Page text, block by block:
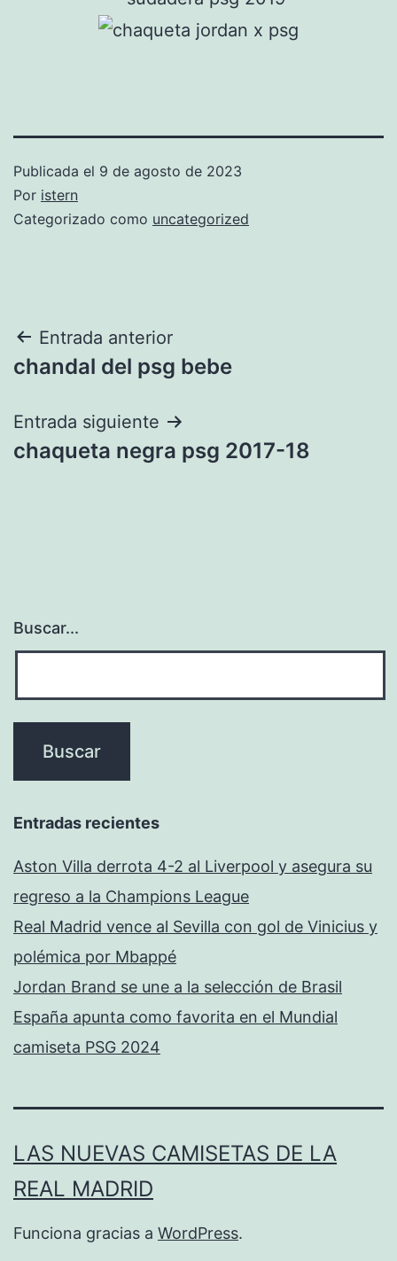
Publicada el 9 de agosto de 2023
Por istern
Categorizado como uncategorized
Navegación
de
entradas
Entrada anterior
chandal del psg bebe
Entrada siguiente
chaqueta negra psg 2017-18
Buscar...
Entradas recientes
Aston Villa derrota 4-2 al Liverpool y asegura su
regreso a la Champions League
Real Madrid vence al Sevilla con gol de Vinicius y
polémica por Mbappé
Jordan Brand se une a la selección de Brasil
España apunta como favorita en el Mundial
camiseta PSG 2024
LAS NUEVAS CAMISETAS DE LA
REAL MADRID
Funciona gracias a WordPress.